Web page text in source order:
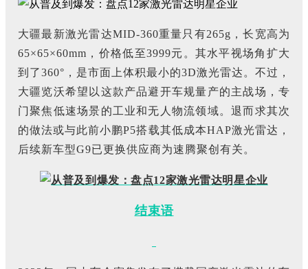
大疆最新激光雷达MID-360重量只有265g，长宽高为
65×65×60mm，价格低至3999元。其水平视场角扩大
到了360°，是市面上体积最小的3D激光雷达。不过，
大疆览沃希望以这款产品避开车规量产的主战场，专
门聚焦低速场景的工业和无人物流领域。退而求其次
的做法或与此前小鹏P5搭载其低成本HAP激光雷达，
后续新车型G9已更换供应商为速腾聚创有关。
结束语